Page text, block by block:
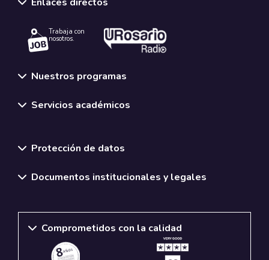
Trabaja con
nosotros.
Nuestros programas
Servicios académicos
Protección de datos
Documentos institucionales y legales
Comprometidos con la calidad